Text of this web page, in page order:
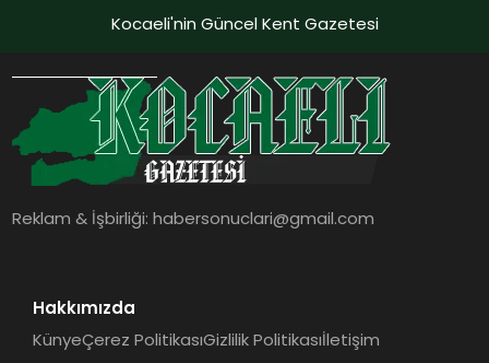
YAŞAM
DÜNYA
Kocaeli'nin Güncel Kent Gazetesi
Reklam & İşbirliği:habersonuclari@gmail.com
Hakkımızda
KünyeÇerez PolitikasıGizlilik Politikasıİletişim